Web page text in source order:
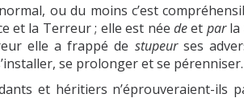
ou du moins c’est
et la Terreur ; elle est née deet parla
elle a frappé de stupeurses
se prolonger et se pérenniser.
et héritiers n’éprouveraient-ils